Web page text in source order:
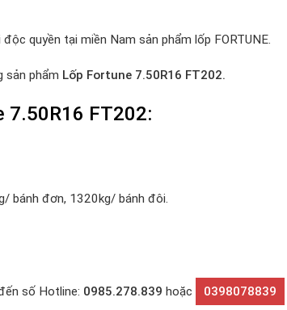
quyền tại miền Nam sản phẩm lốp FORTUNE.
sản phẩm Lốp Fortune 7.50R16 FT202.
7.50R16 FT202:
bánh đơn, 1320kg/ bánh đôi.
số Hotline: 0985.278.839 hoặc 0398078839